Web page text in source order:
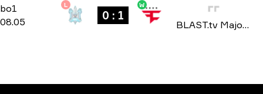
bo1 Challengers Stage-bo1
08.05
L
0 : 1
W
BLAST.tv Major: Paris 2023